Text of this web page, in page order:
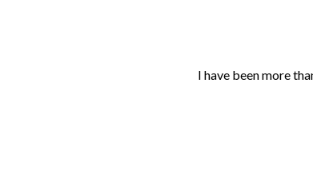
I have been more